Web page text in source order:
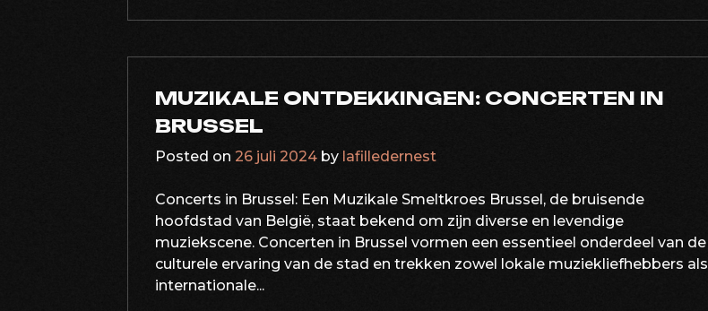
MUZIKALE ONTDEKKINGEN: CONCERTEN IN
BRUSSEL
Posted on 26 juli 2024 by lafilledernest
Concerts in Brussel: Een Muzikale Smeltkroes Brussel, de bruisende
hoofdstad van België, staat bekend om zijn diverse en levendige
muziekscene. Concerten in Brussel vormen een essentieel onderdeel van de
culturele ervaring van de stad en trekken zowel lokale muziekliefhebbers als
internationale...